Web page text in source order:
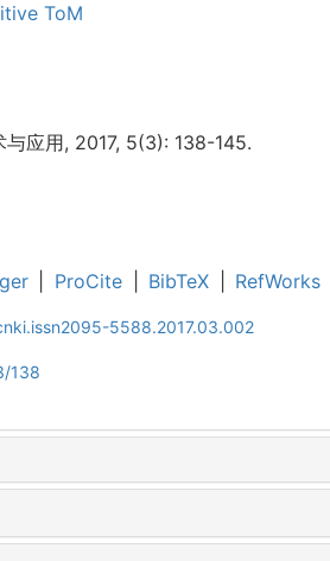
ToM
应用, 2017, 5(3): 138-145.
ProCite BibTeX
RefWorks
5588.2017.03.002
138